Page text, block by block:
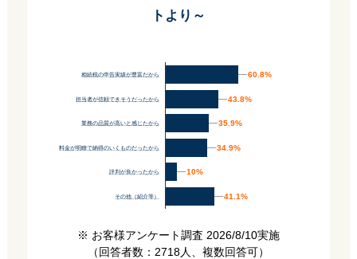
トより～
相続税の申告実績が豊富だから
担当者が信頼できそうだったから
業務の品質が高いと感じたから
料金が明瞭で納得のいくものだったから
評判が良かったから
その他（紹介等）
60.8%
60.8%
43.8%
43.8%
35.9%
35.9%
34.9%
34.9%
10%
10%
41.1%
41.1%
※ お客様アンケート調査 2026/8/10実施
（回答者数：2718人、複数回答可）